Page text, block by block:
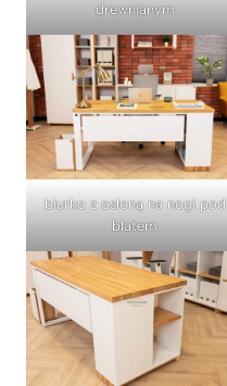
drewnianym
biurko z osłoną na nogi pod
blatem